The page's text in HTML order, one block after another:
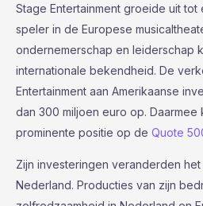
Stage Entertainment groeide uit
speler in de Europese
ondernemerschap en leiderschap
internationale bekendheid. De
Entertainment aan Amerikaanse
dan 300 miljoen euro op.
prominente positie op de Quote
Zijn investeringen veranderden
Nederland. Producties van zijn